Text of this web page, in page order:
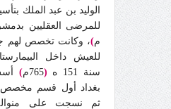
الوليد بن عبد الملك
للمرضى العقليين بدمشق
م)، وكانت تخصص لهم
للعيش داخل
سنة 151 ه
(765م )
بغداد أول قسم مخصص
ثم نسجت على